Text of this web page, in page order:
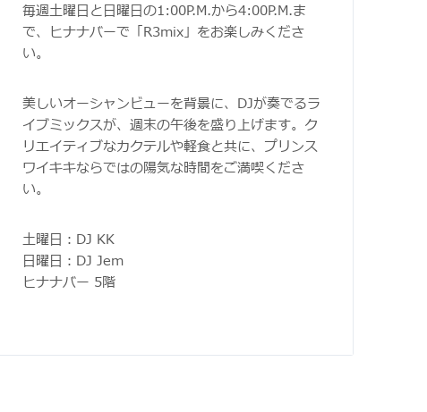
毎週土曜日と日曜日の1:00P.M.から4:00P.M.ま
で、ヒナナバーで「R3mix」をお楽しみくださ
い。
美しいオーシャンビューを背景に、DJが奏でるラ
イブミックスが、週末の午後を盛り上げます。ク
リエイティブなカクテルや軽食と共に、プリンス
ワイキキならではの陽気な時間をご満喫くださ
い。
土曜日：DJ KK
日曜日：DJ Jem
ヒナナバー 5階